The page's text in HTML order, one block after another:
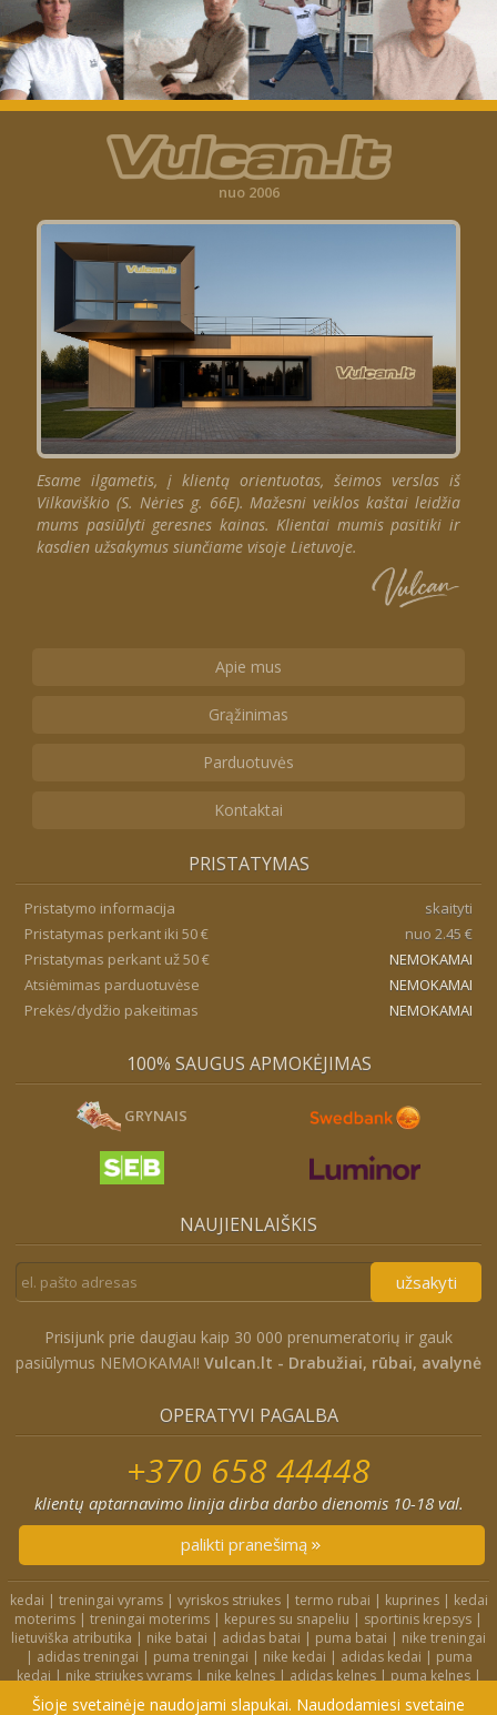
nuo 2006
Esame ilgametis, į klientą orientuotas, šeimos verslas iš
Vilkaviškio (S. Nėries g. 66E). Mažesni veiklos kaštai leidžia
mums pasiūlyti geresnes kainas. Klientai mumis pasitiki ir
kasdien užsakymus siunčiame visoje Lietuvoje.
Apie mus
Grąžinimas
Parduotuvės
Kontaktai
PRISTATYMAS
Pristatymo informacija
skaityti
Pristatymas perkant iki 50 €
nuo 2.45 €
Pristatymas perkant už 50 €
NEMOKAMAI
Atsiėmimas parduotuvėse
NEMOKAMAI
Prekės/dydžio pakeitimas
NEMOKAMAI
100% SAUGUS APMOKĖJIMAS
GRYNAIS
NAUJIENLAIŠKIS
užsakyti
Prisijunk prie daugiau kaip 30 000 prenumeratorių ir gauk
pasiūlymus NEMOKAMAI! Vulcan.lt - Drabužiai, rūbai, avalynė
OPERATYVI PAGALBA
+370 658 44448
klientų aptarnavimo linija dirba darbo dienomis 10-18 val.
palikti pranešimą
kedai | treningai vyrams| vyriskos striukes| termo rubai | kuprines| kedai
moterims | treningai moterims | kepures su snapeliu | sportinis krepsys |
lietuviška atributika | nike batai | adidas batai | puma batai | nike treningai
| adidas treningai | puma treningai | nike kedai | adidas kedai | puma
kedai | nike striukes vyrams| nike kelnes| adidas kelnes| puma kelnes|
nike kuprines
nike kojines nike treningai moterims
Šioje svetainėje naudojami slapukai. Naudodamiesi svetaine